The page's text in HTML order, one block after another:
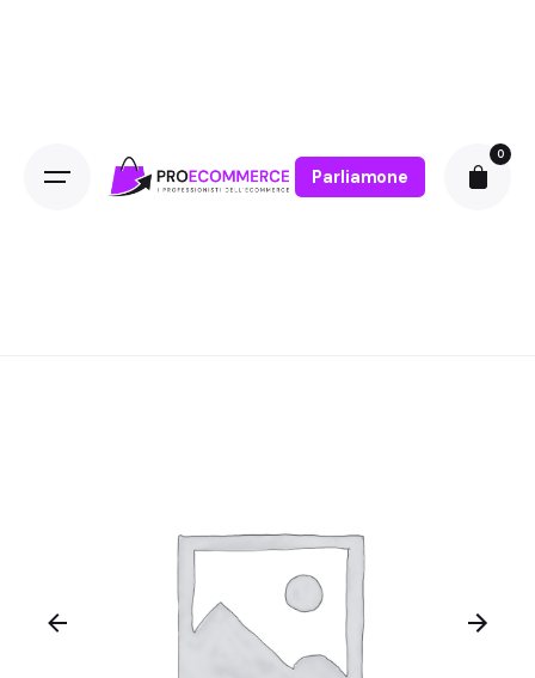
Parliamone
0